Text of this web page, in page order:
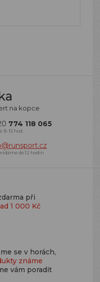
na kopce
774 118 065
8–15 hod.
do 12 hodin
při
1 000 Kč
se v horách,
známe
vám poradit